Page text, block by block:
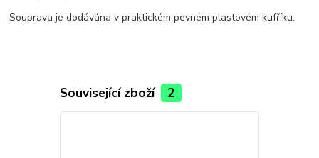
Souprava je dodávána v praktickém pevném plastovém kufříku.
Související zboží 2